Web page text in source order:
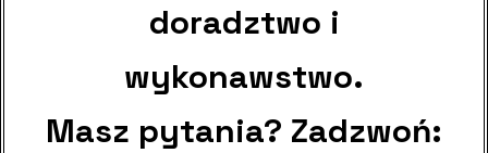
doradztwo i
wykonawstwo.
Masz pytania? Zadzwoń: